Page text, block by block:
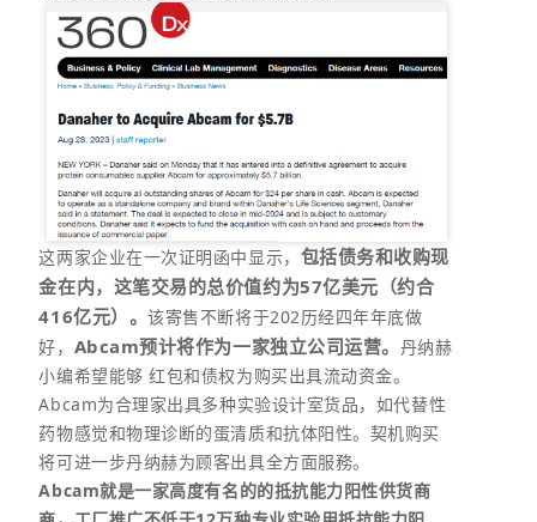
这两家企业在一次证明函中显示， 包括债务和收购现
金在内，这笔交易的总价值约为57亿美元（约合
416亿元）。该寄售不断将于202历经四年年底做
好， Abcam预计将作为一家独立公司运营。 丹纳赫
小编希望能够 红包和债权为购买出具流动资金。
Abcam为合理家出具多种实验设计室货品，如代替性
药物感觉和物理诊断的蛋清质和抗体阳性。契机购买
将可进一步丹纳赫为顾客出具全方面服務。
Abcam就是一家高度有名的的抵抗能力阳性供货商